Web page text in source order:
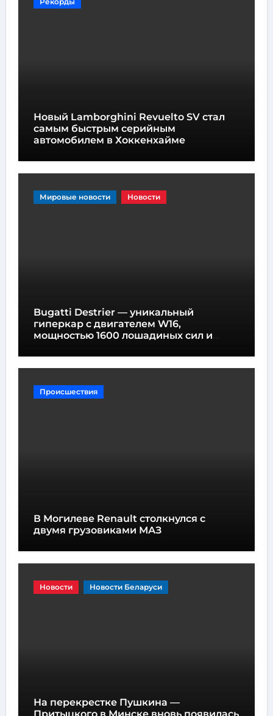
Новый Lamborghini Revuelto SV стал
самым быстрым серийным
автомобилем в Хоккенхайме
Мировые новости Новости
Bugatti Destrier — уникальный
гиперкар с двигателем W16,
мощностью 1600 лошадиных сил и
Происшествия
В Могилеве Renault столкнулся с
двумя грузовиками МАЗ
Новости Новости Беларуси
На перекрестке Пушкина —